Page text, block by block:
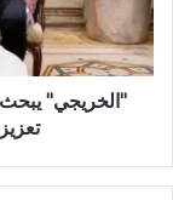
"الخريجي" يبحث